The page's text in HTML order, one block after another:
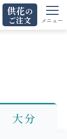
供花の
ご注文
メニュー
大分